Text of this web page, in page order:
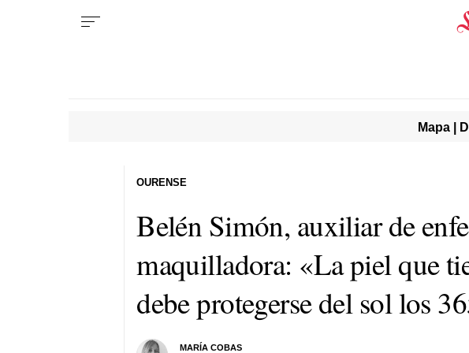
Mapa |
Belén Simón, auxiliar de
maquilladora: «La piel que
debe protegerse del sol los
MARÍA COBAS
OURENSE